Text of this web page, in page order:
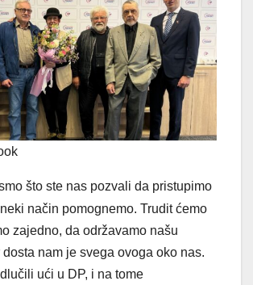
što ste nas pozvali da pristupimo
način pomognemo. Trudit ćemo
zajedno, da održavamo našu
dosta nam je svega ovoga oko nas.
ući u DP, i na tome